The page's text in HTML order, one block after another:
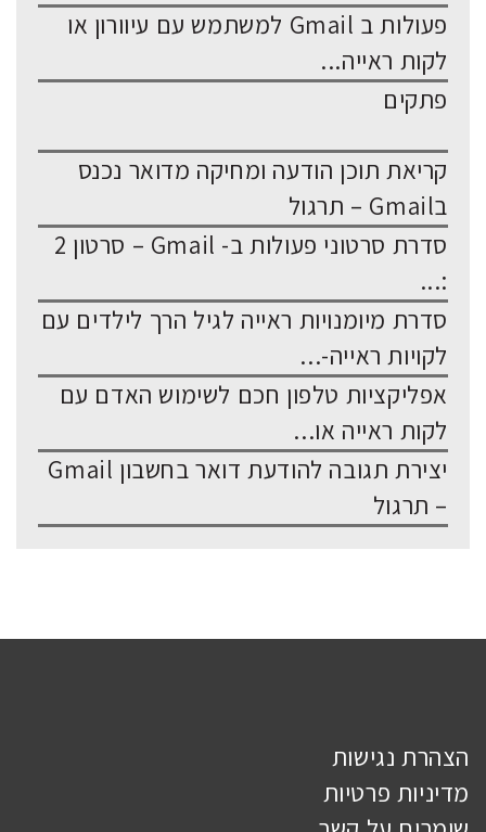
פעולות ב Gmail למשתמש עם עיוורון או
לקות ראייה...
פתקים
קריאת תוכן הודעה ומחיקה מדואר נכנס
בGmail – תרגול
סדרת סרטוני פעולות ב- Gmail – סרטון 2
:...
סדרת מיומנויות ראייה לגיל הרך לילדים עם
לקויות ראייה-...
אפליקציות טלפון חכם לשימוש האדם עם
לקות ראייה או...
יצירת תגובה להודעת דואר בחשבון Gmail
– תרגול
הצהרת נגישות
מדיניות פרטיות